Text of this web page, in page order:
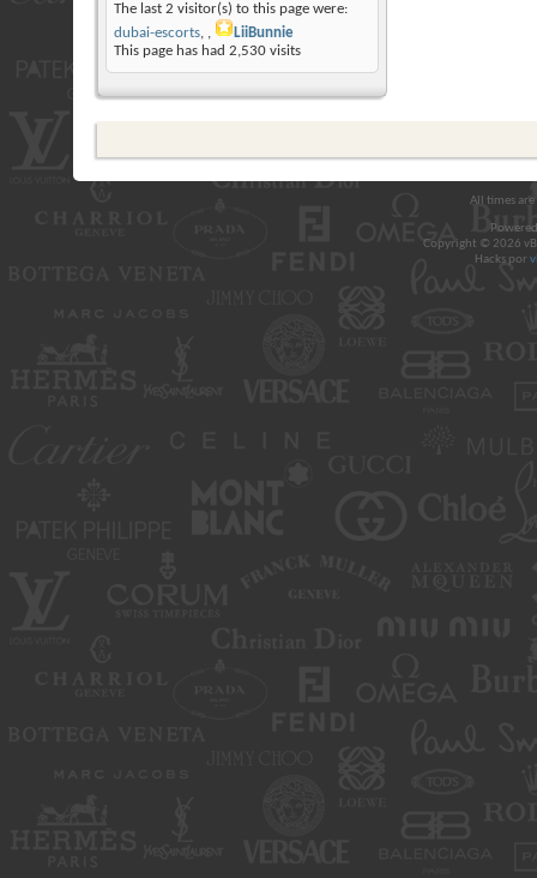
The last 2 visitor(s) to this page were:
dubai-escorts,
LiiBunnie
This page has had 2,530visits
All times
Copyright © 2026
Hacks por